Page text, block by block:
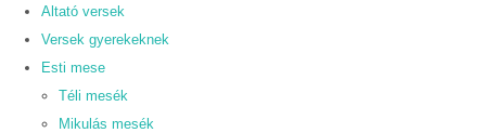
Altató versek
Versek gyerekeknek
Esti mese
Téli mesék
Mikulás mesék